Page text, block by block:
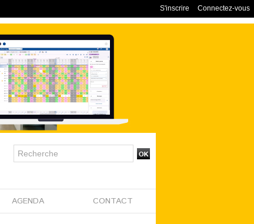
Connectez-vous
S'inscrire
AGENDA CONTACT